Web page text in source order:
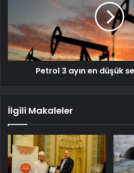
Petrol 3 ayın en düşük
İlgili Makaleler